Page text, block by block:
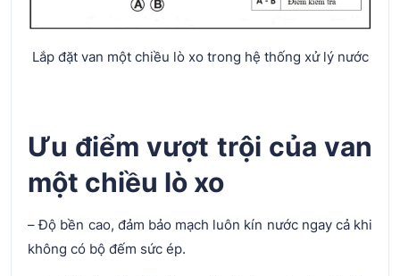
Lắp đặt van một chiều lò xo trong hệ thống xử lý nước
Ưu điểm vượt trội của van
một chiều lò xo
– Độ bền cao, đảm bảo mạch luôn kín nước ngay cả khi
không có bộ đếm sức ép.